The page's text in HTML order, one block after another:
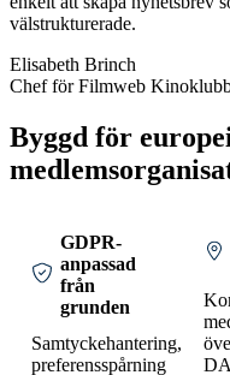
välstrukturerade.
Elisabeth Brinch
Chef för Filmweb
Byggd för
GDPR-
anpassad
från
grunden
Samtyckehantering,
preferensspårning